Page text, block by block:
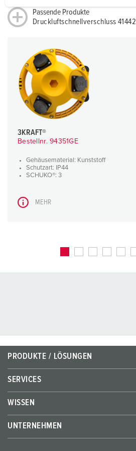
a
h
Passende Produkte
Druckluftschnellverschluss 41442
3KRAFT®
Bestellnr. 94351GE
Gehäusematerial: Kunststoff
Schutzart: IP44
SCHUKO®: 3
MEHR
PRODUKTE / LÖSUNGEN
SERVICES
WISSEN
UNTERNEHMEN